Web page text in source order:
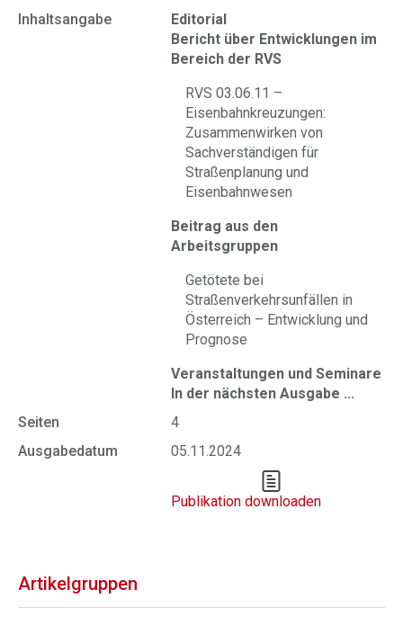
Inhaltsangabe
Editorial
Bericht über Entwicklungen im
Bereich der RVS
RVS 03.06.11 –
Eisenbahnkreuzungen:
Zusammenwirken von
Sachverständigen für
Straßenplanung und
Eisenbahnwesen
Beitrag aus den
Arbeitsgruppen
Getötete bei
Straßenverkehrsunfällen in
Österreich – Entwicklung und
Prognose
Veranstaltungen und Seminare
In der nächsten Ausgabe ...
Seiten
4
Ausgabedatum
05.11.2024
Publikation downloaden
Artikelgruppen